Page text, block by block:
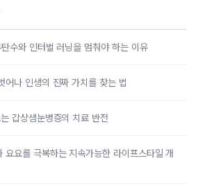
수와 인터벌 러닝을 멈춰야 하는 이유
어나 인생의 진짜 가치를 찾는 법
갑상샘눈병증의 치료 반전
요요를 극복하는 지속가능한 라이프스타일 개